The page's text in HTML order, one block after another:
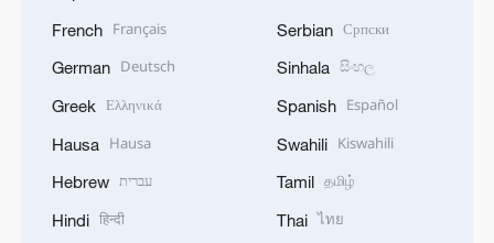
French Français
German Deutsch
Greek Ελληνικά
Hausa Hausa
Hebrew עברית
Hindi हिन्दी
Serbian Српски
Sinhala සිංහල
Spanish Español
Swahili Kiswahili
Tamil தமிழ்
Thai ไทย